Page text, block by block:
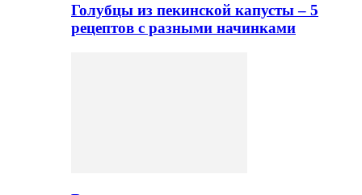
Голубцы из пекинской капусты – 5
рецептов с разными начинками